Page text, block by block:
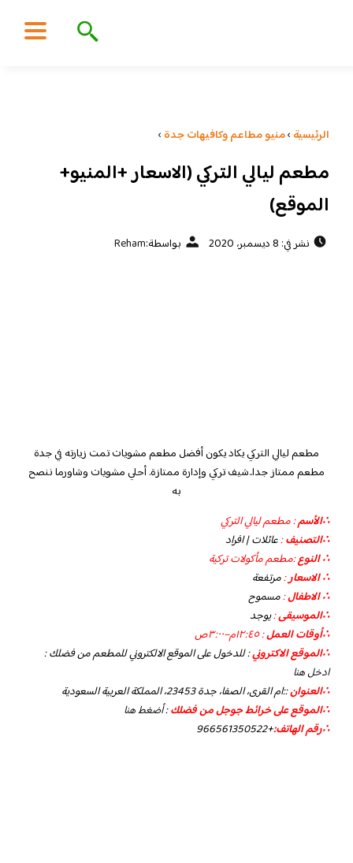
الرئيسية ›منيو مطاعم وكافيهات جدة ›
مطعم ليالي التركي (الاسعار +المنيو+
الموقع)
نشر في: 8 ديسمبر، 2020 بواسطة:Reham
مطعم ليالي التركييكاد يكون أفضل مطعم مشويات تمت زيارته في جدة
مطعم ممتاز جدا..شيف تركي وإدارة ممتازة. أحلي مشويات وشاورما ننصح
به
∴الأسم: مطعم ليالي التركي
∴التصنيف:عائلات | افراد
∴ النوع:مطعم مأكولات تركية
∴ الاسعار:مرتفعة
∴ الاطفال:مسموح
∴الموسيقى:يوجد
‏∴أوقات العمل: ١٢:٤٥م–٣:٠٠ص
∴الموقع الاكتروني: للدخول على الموقع الالكتروني للمطعم من فضلك :
ادخل هنا
∴العنوان::ام القرى، الصفا، جدة 23453، المملكة العربية السعودية
∴الموقع على خرائط جوجل من فضلك:أضغط هنا
∴رقم الهاتف:+966561350522